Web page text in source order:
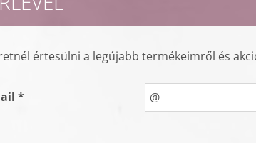
értesülni a legújabb termékeimről és
*